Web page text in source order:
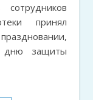
принял
дню защиты